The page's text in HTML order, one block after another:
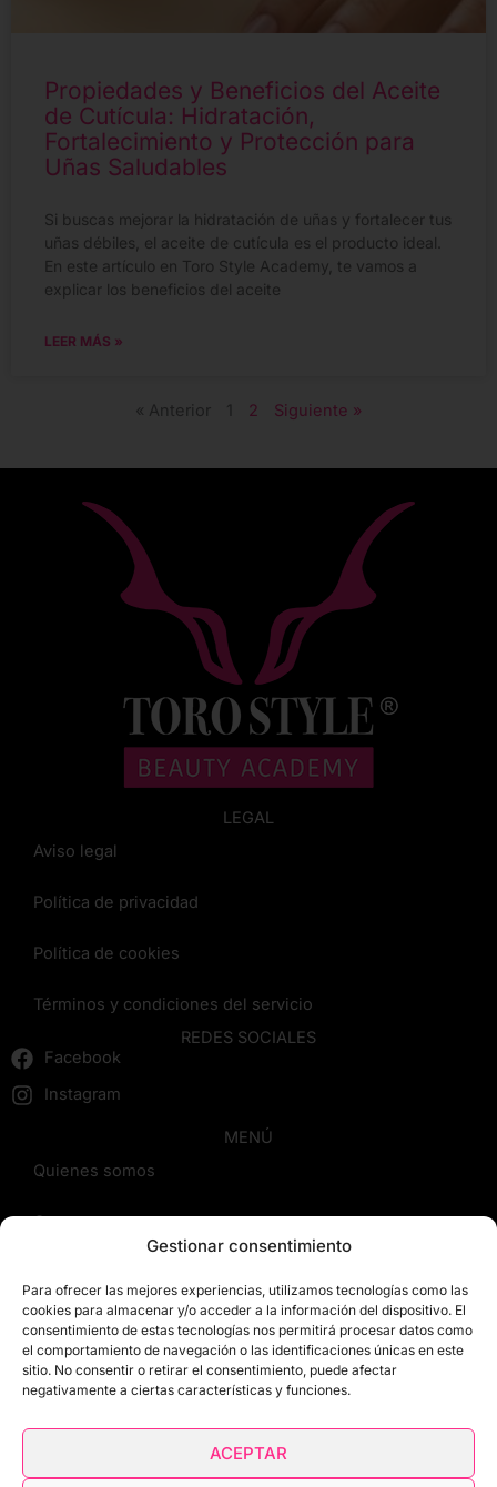
Gestionar consentimiento
Para ofrecer las mejores experiencias, utilizamos tecnologías como las
cookies para almacenar y/o acceder a la información del dispositivo. El
consentimiento de estas tecnologías nos permitirá procesar datos como
el comportamiento de navegación o las identificaciones únicas en este
sitio. No consentir o retirar el consentimiento, puede afectar
negativamente a ciertas características y funciones.
ACEPTAR
Propiedades y Beneficios del Aceite
de Cutícula: Hidratación,
Fortalecimiento y Protección para
Uñas Saludables
Si buscas mejorar la hidratación de uñas y fortalecer tus
uñas débiles, el aceite de cutícula es el producto ideal.
En este artículo en Toro Style Academy, te vamos a
explicar los beneficios del aceite
LEER MÁS »
« Anterior 1 2 Siguiente »
LEGAL
Aviso legal
Política de privacidad
Política de cookies
Términos y condiciones del servicio
REDES SOCIALES
Facebook
Instagram
MENÚ
Quienes somos
Cursos
Contacto
Reseñas
Mis cursos
Carrito